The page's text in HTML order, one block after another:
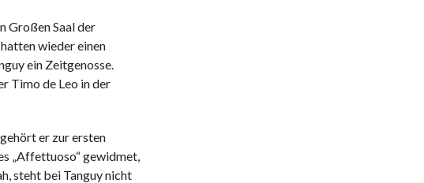
Großen Saal der
wieder einen
ein Zeitgenosse.
Timo de Leo in der
er zur ersten
„Affettuoso“ gewidmet,
steht bei Tanguy nicht